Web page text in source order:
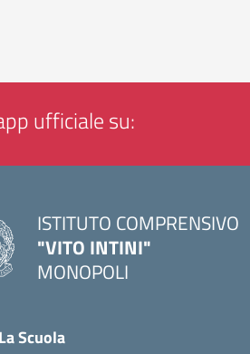
ufficiale su:
ISTITUTO COMPRENSIVO
"VITO INTINI"
MONOPOLI
La Scuola